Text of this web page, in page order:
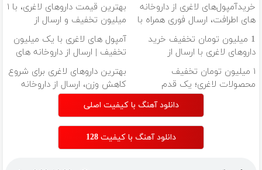
خریدآمپول‌های لاغری از داروخانه
های اطرافت، ارسال فوری همراه با
پک یخ!
بهترین قیمت داروهای لاغری، با ۱
میلیون تخفیف و ارسال از
داروخانه‌
1 میلیون تومان تخفیف خرید
داروهای لاغری با ارسال از
داروخانه و پک یخ!
آمپول های لاغری با یک میلیون
تخفیف | ارسال از داروخانه های
۱ میلیون تومان تخفیف
محصولات لاغری؛ یک قدم
نزدیک‌تر به شروع کاهش وزن
بهترین داروهای لاغری برای شروع
کاهش وزن، ارسال از داروخانه
های نزدیکت!
دانلود آهنگ با کیفیت اصلی
دانلود آهنگ با کیفیت 128